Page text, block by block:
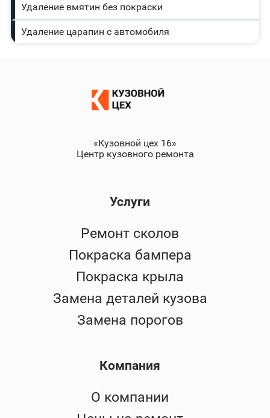
Удаление вмятин без покраски
Удаление царапин с автомобиля
«Кузовной цех 16»
Центр кузовного ремонта
Услуги
Ремонт сколов
Покраска бампера
Покраска крыла
Замена деталей кузова
Замена порогов
Компания
О компании